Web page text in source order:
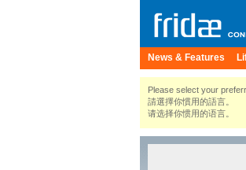
News & Features
Please select your
請選擇你慣用的語言。
请选择你惯用的语言。